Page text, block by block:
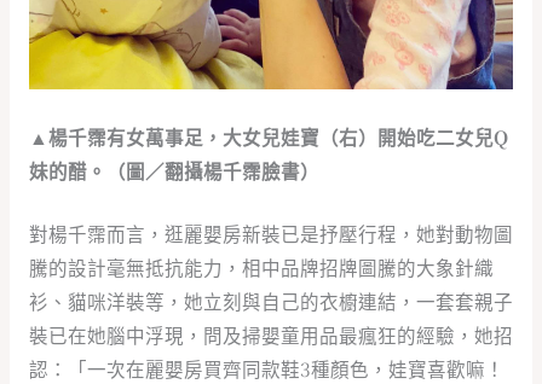
▲楊千霈有女萬事足，大女兒娃寶（右）開始吃二女兒Q
妹的醋。（圖／翻攝楊千霈臉書）
對楊千霈而言，逛麗嬰房新裝已是抒壓行程，她對動物圖
騰的設計毫無抵抗能力，相中品牌招牌圖騰的大象針織
衫、貓咪洋裝等，她立刻與自己的衣櫥連結，一套套親子
裝已在她腦中浮現，問及掃嬰童用品最瘋狂的經驗，她招
認：「一次在麗嬰房買齊同款鞋3種顏色，娃寶喜歡嘛！